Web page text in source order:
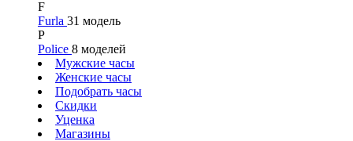
F
Furla 31 модель
P
Police 8 моделей
Мужские часы
Женские часы
Подобрать часы
Скидки
Уценка
Магазины